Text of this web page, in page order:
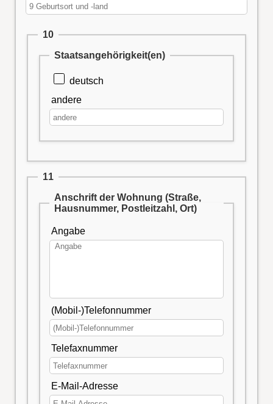
10
Staatsangehörigkeit(en)
deutsch
andere
11
Anschrift der Wohnung (Straße,
Hausnummer, Postleitzahl, Ort)
Angabe
(Mobil-)Telefonnummer
Telefaxnummer
E-Mail-Adresse